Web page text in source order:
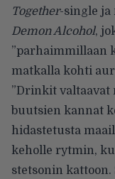
Together-single ja
Demon Alcohol,
”parhaimmillaan
matkalla kohti
”Drinkit valtaavat
buutsien kannat
hidastetusta
keholle rytmin,
stetsonin kattoon.